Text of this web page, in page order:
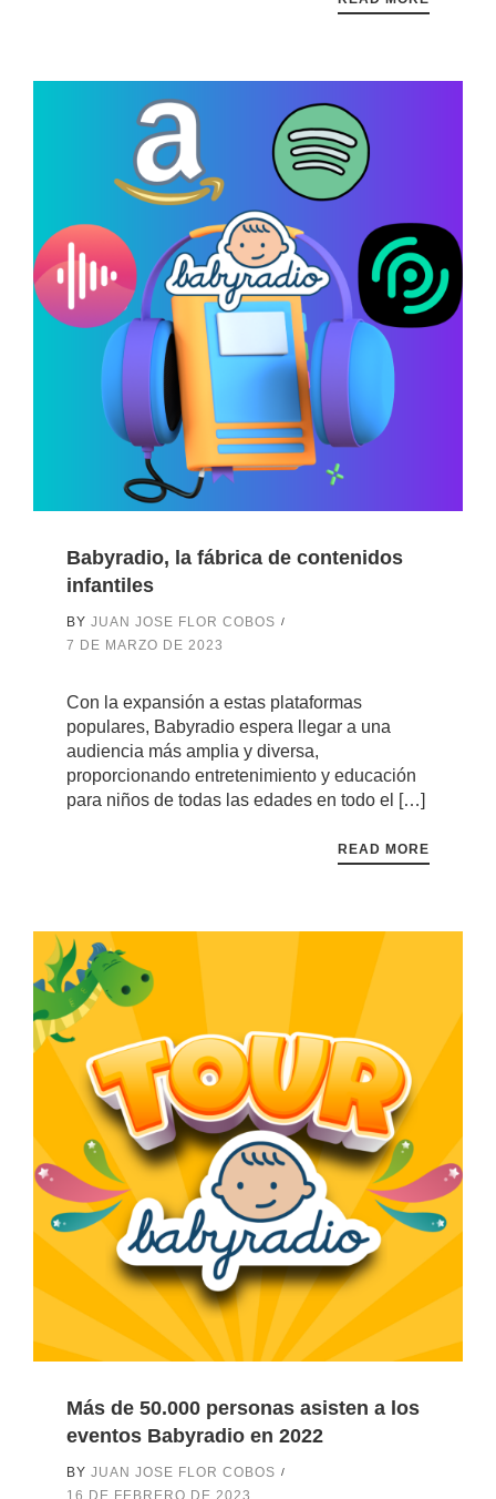
Babyradio, la fábrica de contenidos
infantiles
BY JUAN JOSE FLOR COBOS
7 DE MARZO DE 2023
Con la expansión a estas plataformas
populares, Babyradio espera llegar a una
audiencia más amplia y diversa,
proporcionando entretenimiento y educación
para niños de todas las edades en todo el […]
READ MORE
Más de 50.000 personas asisten a los
eventos Babyradio en 2022
BY JUAN JOSE FLOR COBOS
16 DE FEBRERO DE 2023